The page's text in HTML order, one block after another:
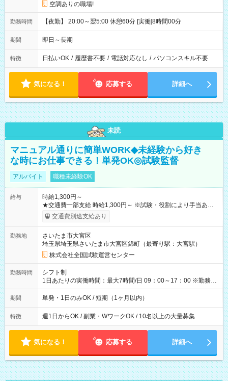
空調ありの職場!
勤務時間 【夜勤】 20:00～翌5:00 休憩60分 [実働]8時間00分
期間 即日～長期
特徴 日払いOK / 履歴書不要 / 電話対応なし / パソコンスキル不要
気になる！ 応募する 詳細へ
未読
マニュアル通りに簡単WORK◆未経験から好き
な時にお仕事できる！単発OK◎試験監督
アルバイト 職種未経験OK
給与
時給1,300円～
★交通費一部支給 時給1,300円～ ※試験・役割により手当あり
※勤務回数により昇給あり 【即給（前払い）オプションあ
り！】 希望される場合、勤務から1週間ほどで給与の一部を受け
例】 ・河合塾模擬試験 8:30～17:30（休憩1時間） 時給1,300円
×8時間＝日収10,400円＋交通費 ※当日の役割により時給＋100
円の場合あり ・国家試験 7:00～13:30（休憩なし） 時給1,300
円（役割手当＋100円）×6時間＝日収8,400円＋交通費 【試用期
間】試用期間なし
交通費別途支給あり
勤務地
さいたま市大宮区
埼玉県埼玉県さいたま市大宮区錦町（最寄り駅：大宮駅）
株式会社全国試験運営センター
勤務時間
シフト制
1日あたりの実働時間：最大7時間/日 09：00～17：00 ※勤務時
間は 試験により異なります。
期間 単発・1日のみOK / 短期（1ヶ月以内）
特徴 週1日からOK / 副業・WワークOK / 10名以上の大量募集
気になる！ 応募する 詳細へ